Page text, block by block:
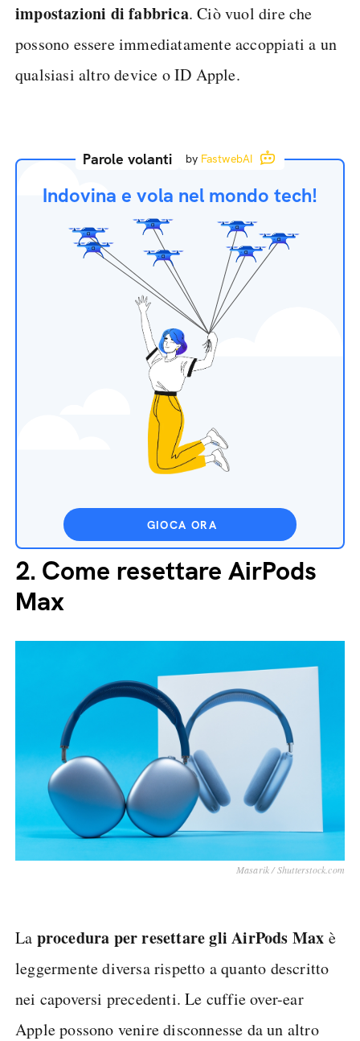
impostazioni di fabbrica. Ciò vuol dire che
possono essere immediatamente accoppiati a un
qualsiasi altro device o ID Apple.
Parole volanti by FastwebAI
Indovina e vola nel mondo tech!
GIOCA ORA
2. Come resettare AirPods
Max
Masarik / Shutterstock.com
La procedura per resettare gli AirPods Max è
leggermente diversa rispetto a quanto descritto
nei capoversi precedenti. Le cuffie over-ear
Apple possono venire disconnesse da un altro